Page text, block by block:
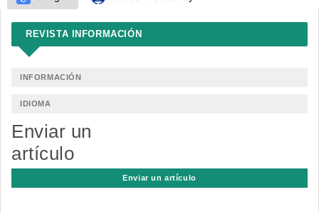
REVISTA INFORMACIÓN
INFORMACIÓN
IDIOMA
Enviar un
artículo
Enviar un artículo